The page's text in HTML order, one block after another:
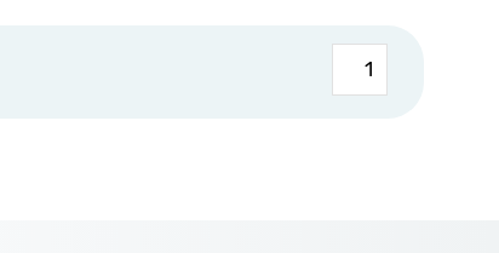
כמות
של
לוח